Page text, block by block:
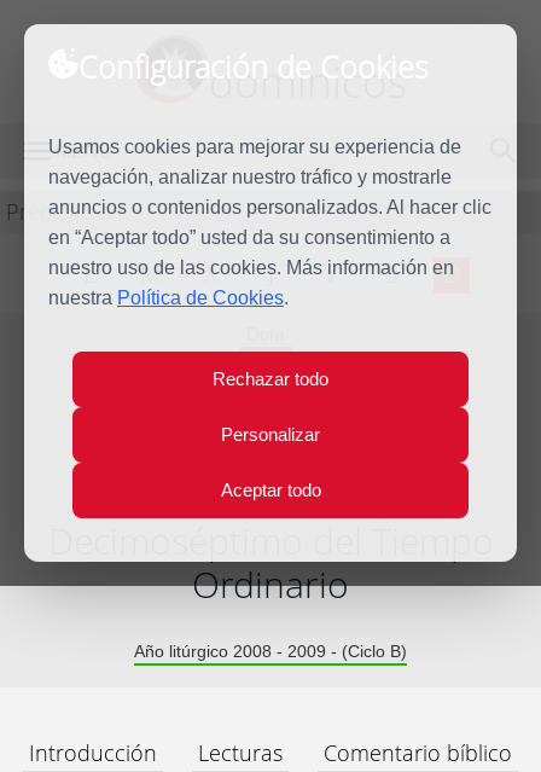
Configuración de Cookies
Usamos cookies para mejorar su experiencia de
navegación, analizar nuestro tráfico y mostrarle
anuncios o contenidos personalizados. Al hacer clic
en “Aceptar todo” usted da su consentimiento a
nuestro uso de las cookies. Más información en
nuestra Política de Cookies.
Rechazar todo
Personalizar
Aceptar todo
dominicos
MENÚ
Predicación
L M X J V S D
26
Jul
Homilía Domingo
Ordinario
Año litúrgico 2008 - 2009 - (Ciclo B)
Introducción Lecturas Comentario bíblico